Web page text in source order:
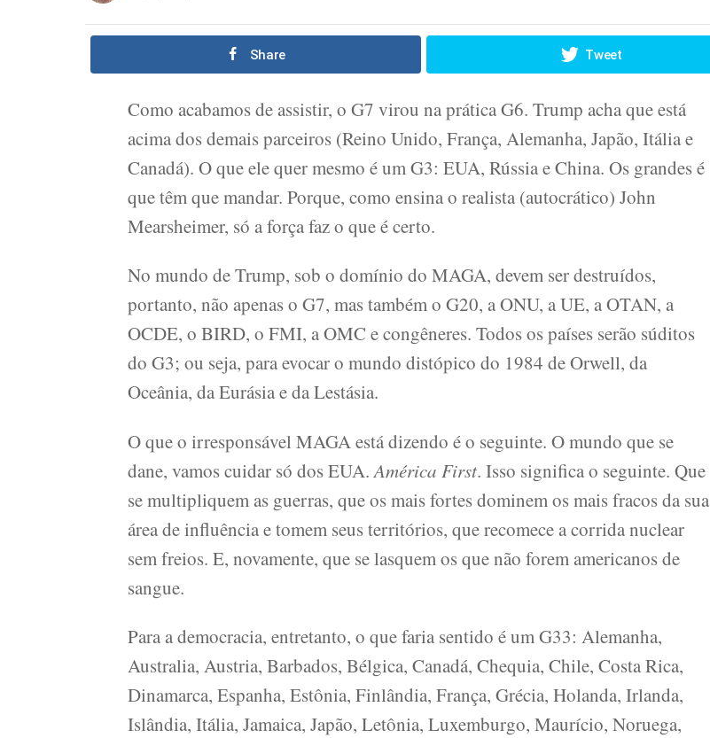
Share Tweet
Como acabamos de assistir, o G7 virou na prática G6. Trump acha que está
acima dos demais parceiros (Reino Unido, França, Alemanha, Japão, Itália e
Canadá). O que ele quer mesmo é um G3: EUA, Rússia e China. Os grandes é
que têm que mandar. Porque, como ensina o realista (autocrático) John
Mearsheimer, só a força faz o que é certo.
No mundo de Trump, sob o domínio do MAGA, devem ser destruídos,
portanto, não apenas o G7, mas também o G20, a ONU, a UE, a OTAN, a
OCDE, o BIRD, o FMI, a OMC e congêneres. Todos os países serão súditos
do G3; ou seja, para evocar o mundo distópico do 1984 de Orwell, da
Oceânia, da Eurásia e da Lestásia.
O que o irresponsável MAGA está dizendo é o seguinte. O mundo que se
dane, vamos cuidar só dos EUA.América First. Isso significa o seguinte. Que
se multipliquem as guerras, que os mais fortes dominem os mais fracos da sua
área de influência e tomem seus territórios, que recomece a corrida nuclear
sem freios. E, novamente, que se lasquem os que não forem americanos de
sangue.
Para a democracia, entretanto, o que faria sentido é um G33: Alemanha,
Australia, Austria, Barbados, Bélgica, Canadá, Chequia, Chile, Costa Rica,
Dinamarca, Espanha, Estônia, Finlândia, França, Grécia, Holanda, Irlanda,
Islândia, Itália, Jamaica, Japão, Letônia, Luxemburgo, Maurício, Noruega,